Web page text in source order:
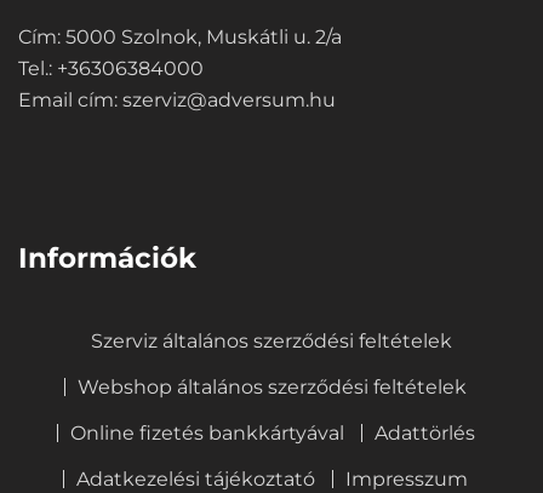
Cím: 5000 Szolnok, Muskátli u. 2/a
Tel.: +36306384000
Email cím: szerviz@adversum.hu
Információk
Szerviz általános szerződési feltételek
Webshop általános szerződési feltételek
Online fizetés bankkártyával
Adattörlés
Adatkezelési tájékoztató
Impresszum